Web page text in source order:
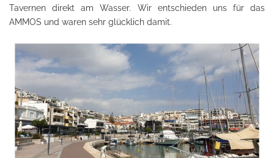
Tavernen direkt am Wasser. Wir entschieden uns für das
AMMOS und waren sehr glücklich damit.